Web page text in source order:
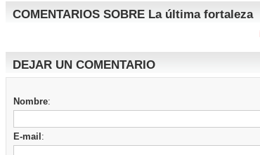
COMENTARIOS SOBRE La última fortaleza
DEJAR UN COMENTARIO
Nombre:
E-mail :